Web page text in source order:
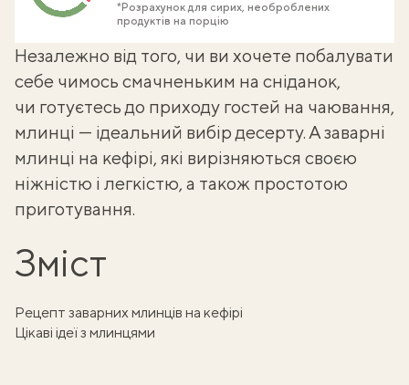
*Розрахунок для сирих, необроблених
продуктів на порцію
Незалежно від того, чи ви хочете побалувати
себе чимось смачненьким на сніданок,
чи готуєтесь до приходу гостей на чаювання,
млинці — ідеальний вибір десерту. А заварні
млинці на кефірі, які вирізняються своєю
ніжністю і легкістю, а також простотою
приготування.
Зміст
Рецепт заварних млинців на кефірі
Цікаві ідеї з млинцями